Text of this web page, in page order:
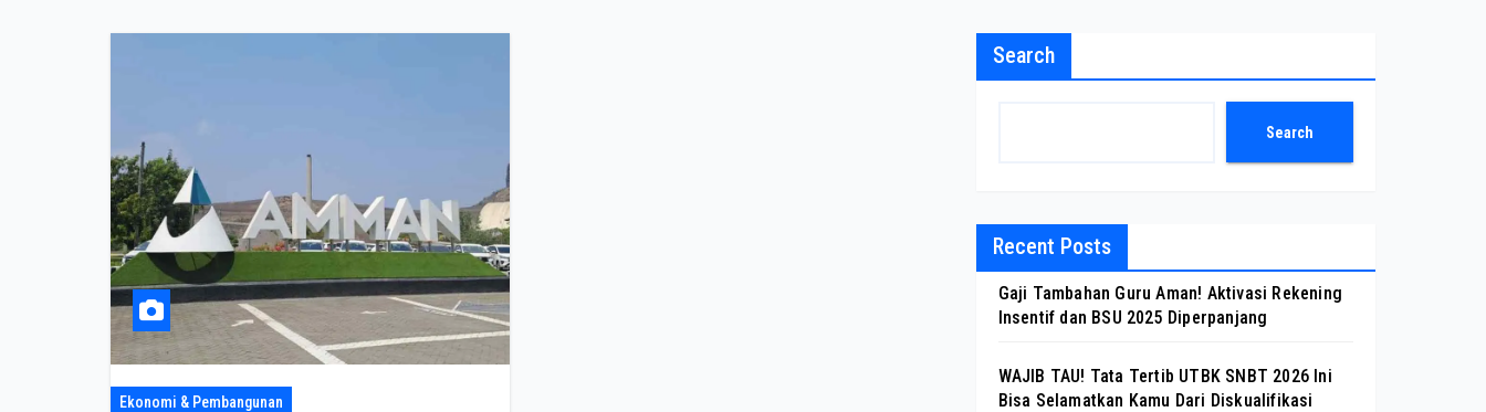
Ekonomi & Pembangunan
Search
Search
Recent Posts
Gaji Tambahan Guru Aman! Aktivasi Rekening
Insentif dan BSU 2025 Diperpanjang
WAJIB TAU! Tata Tertib UTBK SNBT 2026 Ini
Bisa Selamatkan Kamu Dari Diskualifikasi